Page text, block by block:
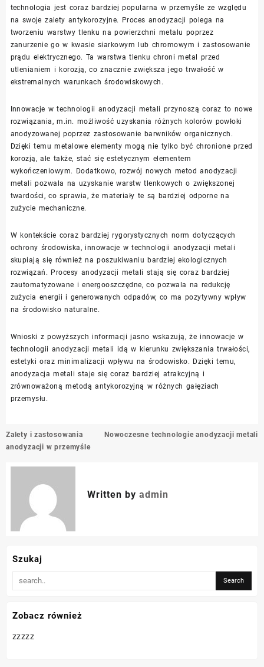
technologia jest coraz bardziej popularna w przemyśle ze względu
na swoje zalety antykorozyjne. Proces anodyzacji polega na
tworzeniu warstwy tlenku na powierzchni metalu poprzez
zanurzenie go w kwasie siarkowym lub chromowym i zastosowanie
prądu elektrycznego. Ta warstwa tlenku chroni metal przed
utlenianiem i korozją, co znacznie zwiększa jego trwałość w
ekstremalnych warunkach środowiskowych.
Innowacje w technologii anodyzacji metali przynoszą coraz to nowe
rozwiązania, m.in. możliwość uzyskania różnych kolorów powłoki
anodyzowanej poprzez zastosowanie barwników organicznych.
Dzięki temu metalowe elementy mogą nie tylko być chronione przed
korozją, ale także, stać się estetycznym elementem
wykończeniowym. Dodatkowo, rozwój nowych metod anodyzacji
metali pozwala na uzyskanie warstw tlenkowych o zwiększonej
twardości, co sprawia, że materiały te są bardziej odporne na
zużycie mechaniczne.
W kontekście coraz bardziej rygorystycznych norm dotyczących
ochrony środowiska, innowacje w technologii anodyzacji metali
skupiają się również na poszukiwaniu bardziej ekologicznych
rozwiązań. Procesy anodyzacji metali stają się coraz bardziej
zautomatyzowane i energooszczędne, co pozwala na redukcję
zużycia energii i generowanych odpadów, co ma pozytywny wpływ
na środowisko naturalne.
Wnioski z powyższych informacji jasno wskazują, że innowacje w
technologii anodyzacji metali idą w kierunku zwiększania trwałości,
estetyki oraz minimalizacji wpływu na środowisko. Dzięki temu,
anodyzacja metali staje się coraz bardziej atrakcyjną i
zrównoważoną metodą antykorozyjną w różnych gałęziach
przemysłu.
Nawigacja
wpisu
Zalety i zastosowania
anodyzacji w przemyśle
Nowoczesne technologie anodyzacji metali
Written by admin
Szukaj
Zobacz również
zzzzz